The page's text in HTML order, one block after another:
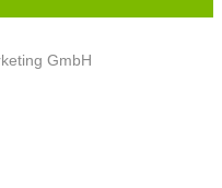
GmbH